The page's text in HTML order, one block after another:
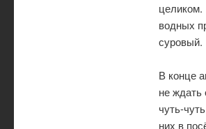
водных
суровый.
В конце
не
чуть-
них в